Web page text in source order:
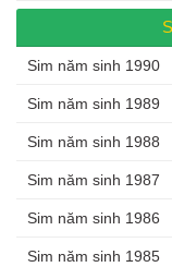
Sim năm sinh 1990
Sim năm sinh 1989
Sim năm sinh 1988
Sim năm sinh 1987
Sim năm sinh 1986
Sim năm sinh 1985